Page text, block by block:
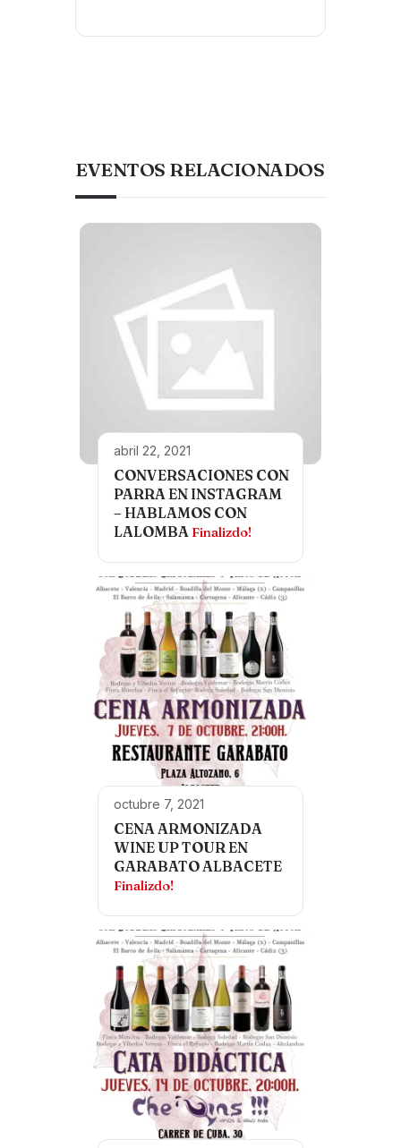
EVENTOS RELACIONADOS
abril 22, 2021
CONVERSACIONES CON
PARRA EN INSTAGRAM
– HABLAMOS CON
LALOMBA Finalizdo!
octubre 7, 2021
CENA ARMONIZADA
WINE UP TOUR EN
GARABATO ALBACETE
Finalizdo!